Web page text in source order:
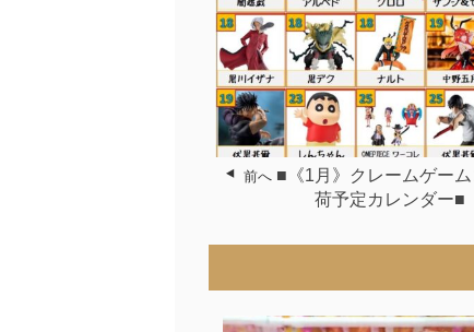
前へ ■《1月》クレームゲー
荷予定カレンダー■